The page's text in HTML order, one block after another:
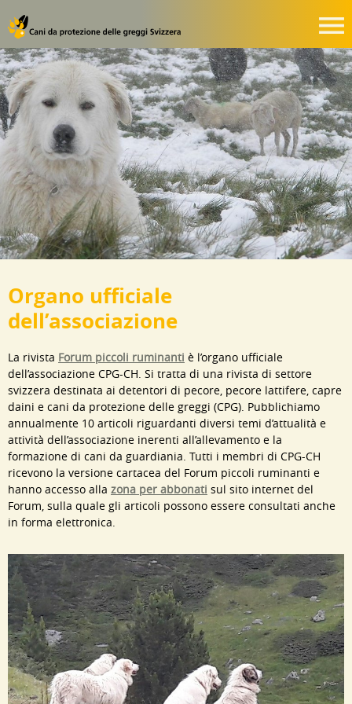
Organo ufficiale
dell’associazione
La rivista Forum piccoli ruminanti è l’organo ufficiale
dell’associazione CPG-CH. Si tratta di una rivista di settore
svizzera destinata ai detentori di pecore, pecore lattifere, capre
daini e cani da protezione delle greggi (CPG). Pubblichiamo
annualmente 10 articoli riguardanti diversi temi d’attualità e
attività dell’associazione inerenti all’allevamento e la
formazione di cani da guardiania. Tutti i membri di CPG-CH
ricevono la versione cartacea del Forum piccoli ruminanti e
hanno accesso alla zona per abbonati sul sito internet del
Forum, sulla quale gli articoli possono essere consultati anche
in forma elettronica.